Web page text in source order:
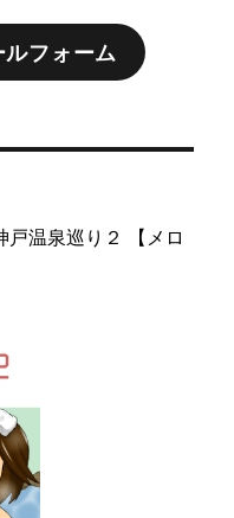
ルフォーム
戸温泉巡り２ 【メロ